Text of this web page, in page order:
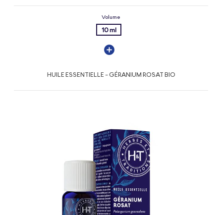
Volume
10 ml
HUILE ESSENTIELLE - GÉRANIUM ROSAT BIO